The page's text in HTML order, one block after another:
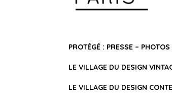
PROTÉGÉ : PRESSE – PHOTOS
LE VILLAGE DU DESIGN
LE VILLAGE DU DESIGN